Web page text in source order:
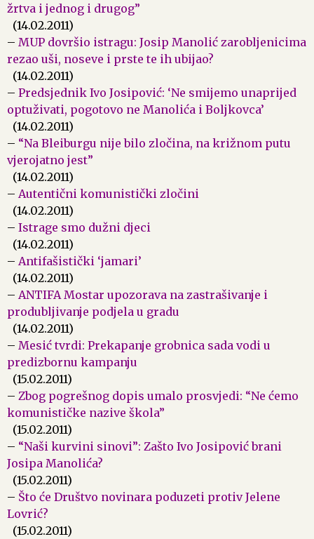
žrtva i jednog i drugog”
(14.02.2011)
– MUP dovršio istragu: Josip Manolić zarobljenicima
rezao uši, noseve i prste te ih ubijao?
(14.02.2011)
– Predsjednik Ivo Josipović: ‘Ne smijemo unaprijed
optuživati, pogotovo ne Manolića i Boljkovca’
(14.02.2011)
– “Na Bleiburgu nije bilo zločina, na križnom putu
vjerojatno jest”
(14.02.2011)
– Autentični komunistički zločini
(14.02.2011)
– Istrage smo dužni djeci
(14.02.2011)
– Antifašistički ‘jamari’
(14.02.2011)
– ANTIFA Mostar upozorava na zastrašivanje i
produbljivanje podjela u gradu
(14.02.2011)
– Mesić tvrdi: Prekapanje grobnica sada vodi u
predizbornu kampanju
(15.02.2011)
– Zbog pogrešnog dopis umalo prosvjedi: “Ne ćemo
komunističke nazive škola”
(15.02.2011)
– “Naši kurvini sinovi”: Zašto Ivo Josipović brani
Josipa Manolića?
(15.02.2011)
– Što će Društvo novinara poduzeti protiv Jelene
Lovrić?
(15.02.2011)